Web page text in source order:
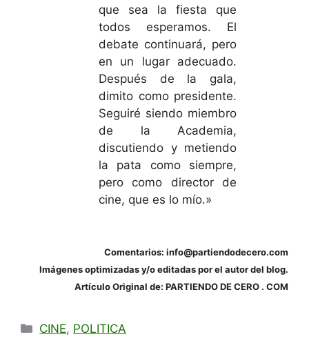
que sea la fiesta que
todos esperamos. El
debate continuará, pero
en un lugar adecuado.
Después de la gala,
dimito como presidente.
Seguiré siendo miembro
de la Academia,
discutiendo y metiendo
la pata como siempre,
pero como director de
cine, que es lo mío.»
Comentarios: info@partiendodecero.com
Imágenes optimizadas y/o editadas por el autor del blog.
Artículo Original de: PARTIENDO DE CERO . COM
Categorías
CINE, POLITICA